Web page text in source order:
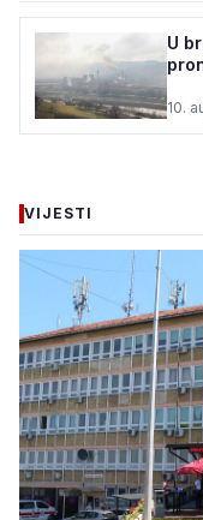
I
UČESNIKE
UKRAJINE,
U
10.
VIJESTI